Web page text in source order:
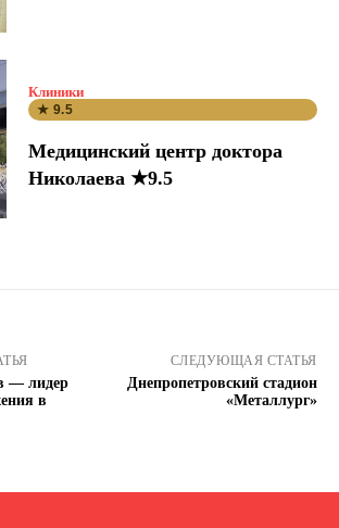
Клиники
★ 9.5
Медицинский центр доктора
Николаева ★9.5
— лидер
в
СЛЕДУЮЩАЯ СТАТЬЯ
Днепропетровский стадион
«Металлург»